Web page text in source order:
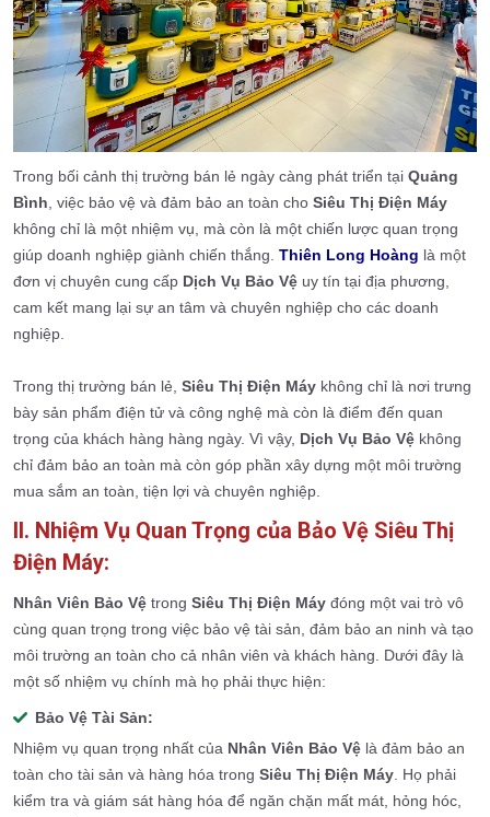
Trong bối cảnh thị trường bán lẻ ngày càng phát triển tại Quảng
Bình, việc bảo vệ và đảm bảo an toàn cho Siêu Thị Điện Máy
không chỉ là một nhiệm vụ, mà còn là một chiến lược quan trọng
giúp doanh nghiệp giành chiến thắng. Thiên Long Hoàng là một
đơn vị chuyên cung cấp Dịch Vụ Bảo Vệ uy tín tại địa phương,
cam kết mang lại sự an tâm và chuyên nghiệp cho các doanh
nghiệp.
Trong thị trường bán lẻ, Siêu Thị Điện Máy không chỉ là nơi trưng
bày sản phẩm điện tử và công nghệ mà còn là điểm đến quan
trọng của khách hàng hàng ngày. Vì vậy, Dịch Vụ Bảo Vệ không
chỉ đảm bảo an toàn mà còn góp phần xây dựng một môi trường
mua sắm an toàn, tiện lợi và chuyên nghiệp.
II. Nhiệm Vụ Quan Trọng của Bảo Vệ Siêu Thị
Điện Máy:
Nhân Viên Bảo Vệ trong Siêu Thị Điện Máy đóng một vai trò vô
cùng quan trọng trong việc bảo vệ tài sản, đảm bảo an ninh và tạo
môi trường an toàn cho cả nhân viên và khách hàng. Dưới đây là
một số nhiệm vụ chính mà họ phải thực hiện:
Bảo Vệ Tài Sản:
Nhiệm vụ quan trọng nhất của Nhân Viên Bảo Vệ là đảm bảo an
toàn cho tài sản và hàng hóa trong Siêu Thị Điện Máy. Họ phải
kiểm tra và giám sát hàng hóa để ngăn chặn mất mát, hỏng hóc,